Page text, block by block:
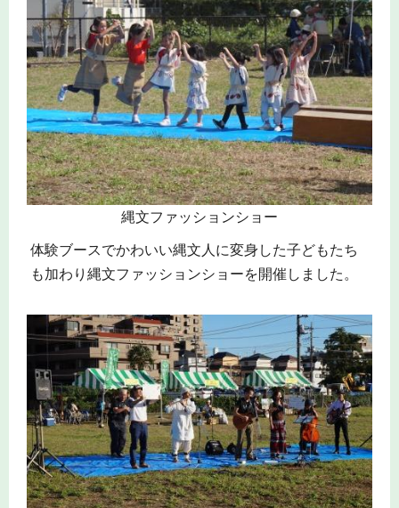
縄文ファッションショー
体験ブースでかわいい縄文人に変身した子どもたち
も加わり縄文ファッションショーを開催しました。